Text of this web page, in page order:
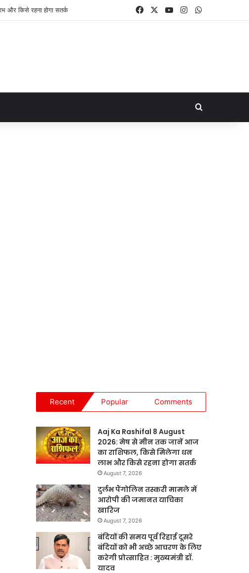
FacebookYouTubeInstagram
Search for
Recent Popular Comments
Aaj Ka Rashifal 8 August
2026: मेष से मीन तक जानें आज
का राशिफल, किसे मिलेगा धन
लाभ और किसे रहना होगा सतर्क
August 7, 2026
दुर्लभ पैंगोलिन तस्करी मामले में
आरोपी की जमानत याचिका
खारिज
August 7, 2026
बंदियों की समय पूर्व रिहाई दूसरे
बंदियों को भी अच्छे आचरण के लिए
करेगी प्रोत्साहित : मुख्यमंत्री डॉ.
यादव